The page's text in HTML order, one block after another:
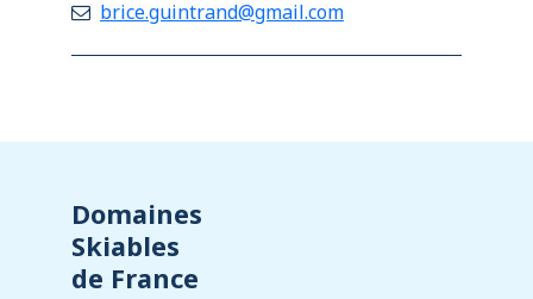
brice.guintrand@gmail.com
Domaines
Skiables
de France